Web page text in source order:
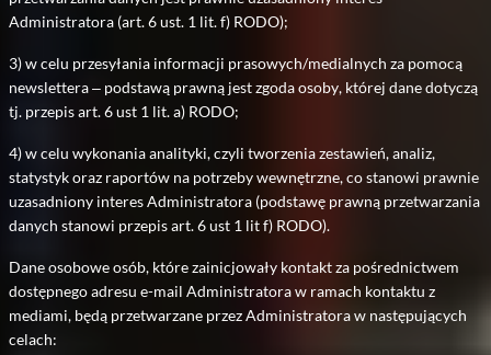
Administratora (art. 6 ust. 1 lit. f) RODO);
3) w celu przesyłania informacji prasowych/medialnych za pomocą
newslettera – podstawą prawną jest zgoda osoby, której dane dotyczą
tj. przepis art. 6 ust 1 lit. a) RODO;
4) w celu wykonania analityki, czyli tworzenia zestawień, analiz,
statystyk oraz raportów na potrzeby wewnętrzne, co stanowi prawnie
uzasadniony interes Administratora (podstawę prawną przetwarzania
danych stanowi przepis art. 6 ust 1 lit f) RODO).
Dane osobowe osób, które zainicjowały kontakt za pośrednictwem
dostępnego adresu e-mail Administratora w ramach kontaktu z
mediami, będą przetwarzane przez Administratora w następujących
celach: